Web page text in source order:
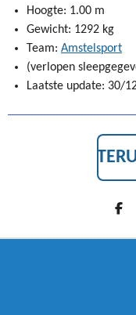
Hoogte: 1.00 m
Gewicht: 1292 kg
Team: Amstelsport
(verlopen
Laatste update: 30/
D
L